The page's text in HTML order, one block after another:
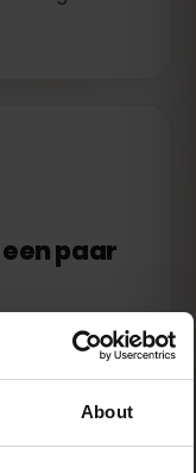
About
paar
je data is
je landt.